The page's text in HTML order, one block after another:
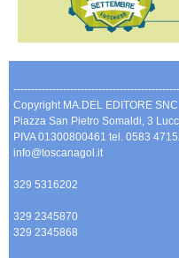
Copyright MA.DEL EDITORE SNC
Piazza San Pietro Somaldi, 3
PIVA 01300800461 tel. 0583
info@toscanagol.it
329 5316202
329 2345870
329 2345868